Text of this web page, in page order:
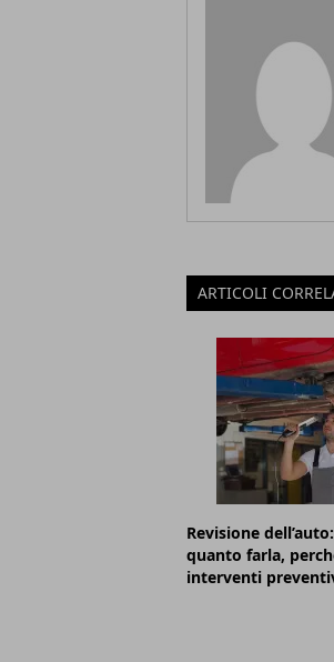
ARTICOLI
Revisione
quanto farla,
interventi